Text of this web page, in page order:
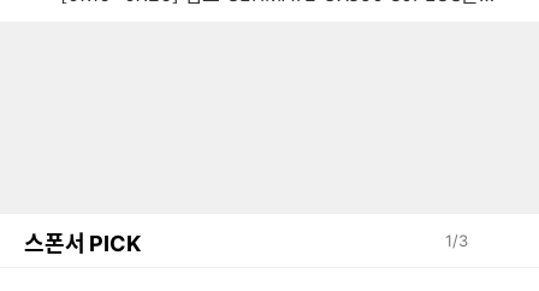
스폰서 PICK 1/3